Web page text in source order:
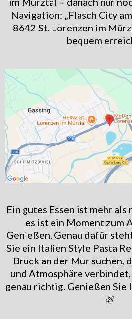
Navigation: „Flasch City
8642 St. Lorenzen im
bequem
Ein gutes Essen ist mehr
es ist ein Moment zum
Genießen. Genau dafür
Sie ein Italien Style Pasta
Bruck an der Mur suchen,
und Atmosphäre
genau richtig. Genießen Sie
🌿